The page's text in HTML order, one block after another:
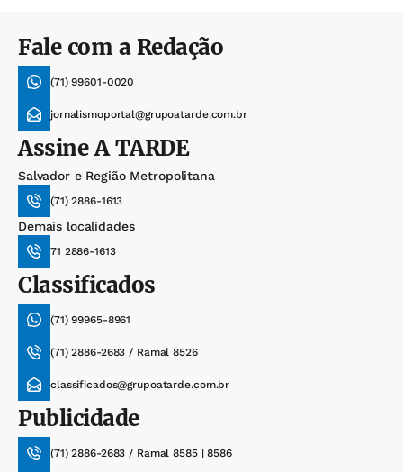
Fale com a Redação
(71) 99601-0020
jornalismoportal@grupoatarde.com.br
AssineA TARDE
Salvador e Região Metropolitana
(71) 2886-1613
Demais localidades
71 2886-1613
Classificados
(71) 99965-8961
(71) 2886-2683 / Ramal 8526
classificados@grupoatarde.com.br
Publicidade
(71) 2886-2683 / Ramal 8585 | 8586